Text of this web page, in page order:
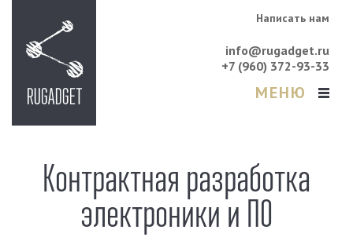
Написать нам
info@rugadget.ru
+7 (960) 372-93-33
МЕНЮ
Контрактная разработка
электроники и ПО